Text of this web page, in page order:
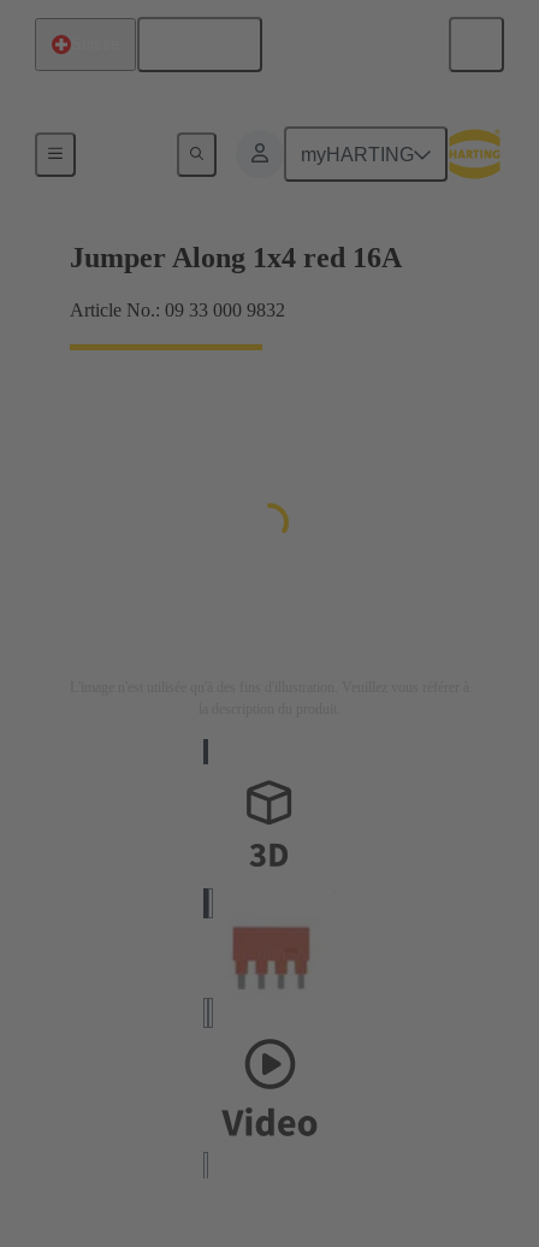
myHARTING
Cavaliers Han® ES à enficher
Jumper Along 1x4 red 16A
Article No.: 09 33 000 9832